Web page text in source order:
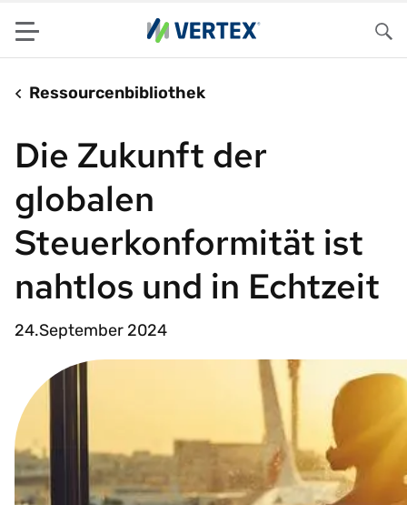
Menu
Ressourcenbibliothek
Die Zukunft der
globalen
Steuerkonformität ist
nahtlos und in Echtzeit
24.September 2024